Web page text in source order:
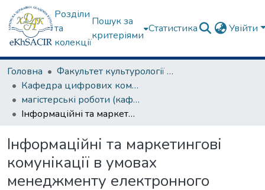
Розділи
та
колекції
Пошук за
критеріями
Статистика Увійти
Головна
Факультет культурології та соціальних комунікацій
Кафедра цифрових комунікацій та інформаційних технологій
магістерські роботи (кафедра цифрових комунікацій та інформаційних технологій)
Інформаційні та маркетингові комунікації в умовах менеджменту електронного бізнесу
Інформаційні та маркетингові
комунікації в умовах
менеджменту електронного